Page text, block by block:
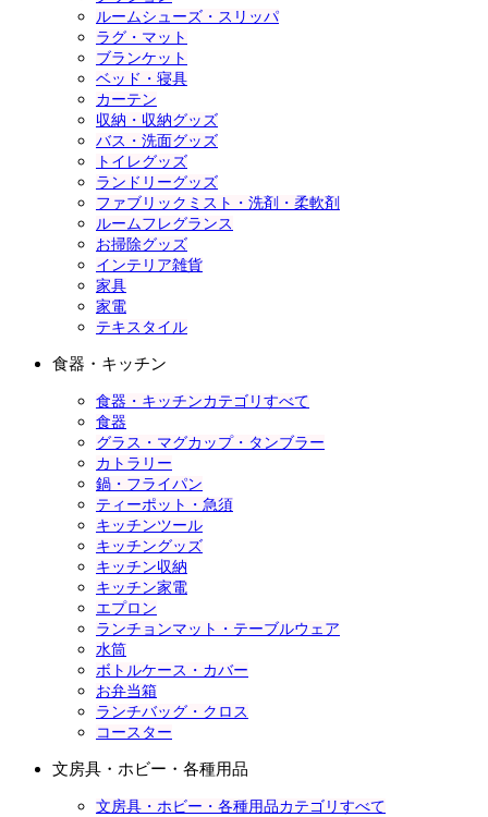
ルームシューズ・スリッパ
ラグ・マット
ブランケット
ベッド・寝具
カーテン
収納・収納グッズ
バス・洗面グッズ
トイレグッズ
ランドリーグッズ
ファブリックミスト・洗剤・柔軟剤
ルームフレグランス
お掃除グッズ
インテリア雑貨
家具
家電
テキスタイル
食器・キッチン
食器・キッチンカテゴリすべて
食器
グラス・マグカップ・タンブラー
カトラリー
鍋・フライパン
ティーポット・急須
キッチンツール
キッチングッズ
キッチン収納
キッチン家電
エプロン
ランチョンマット・テーブルウェア
水筒
ボトルケース・カバー
お弁当箱
ランチバッグ・クロス
コースター
文房具・ホビー・各種用品
文房具・ホビー・各種用品カテゴリすべて